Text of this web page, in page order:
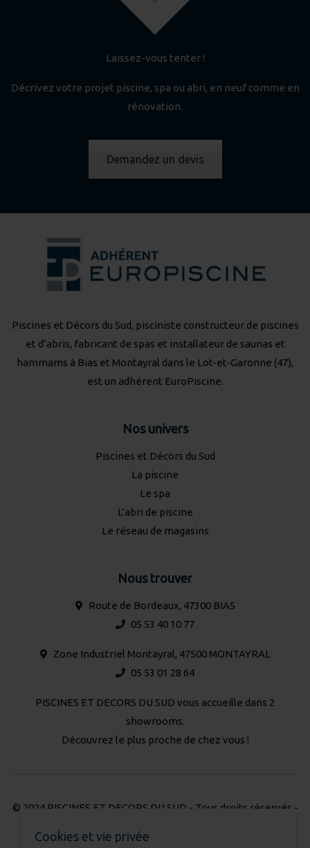
Laissez-vous tenter !
Décrivez votre projet piscine, spa ou abri, en neuf comme en
rénovation.
Demandez un devis
Piscines et Décors du Sud, pisciniste constructeur de piscines
et d’abris, fabricant de spas et installateur de saunas et
hammams à Bias et Montayral dans le Lot-et-Garonne (47),
est un adhérent EuroPiscine.
Nos univers
Piscines et Décors du Sud
La piscine
Le spa
L’abri de piscine
Le réseau de magasins
Nous trouver
Route de Bordeaux, 47300 BIAS
05 53 40 10 77
Zone Industriel Montayral, 47500 MONTAYRAL
05 53 01 28 64
PISCINES ET DECORS DU SUD vous accueille dans 2
showrooms.
Découvrez le plus proche de chez vous !
© 2024 PISCINES ET DECORS DU SUD - Tous droits réservés -
Cookies et vie privée